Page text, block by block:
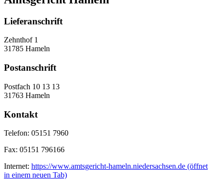
Lieferanschrift
Zehnthof 1
31785 Hameln
Postanschrift
Postfach 10 13 13
31763 Hameln
Kontakt
Telefon: 05151 7960
Fax: 05151 796166
Internet: https://www.amtsgericht-hameln.niedersachsen.de (öffnet
in einem neuen Tab)